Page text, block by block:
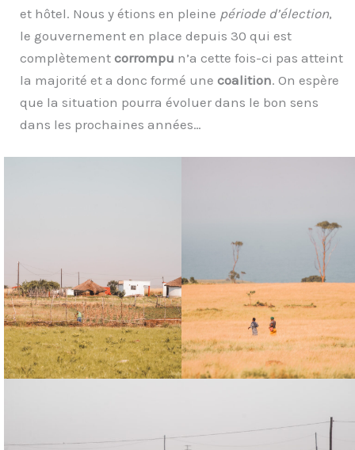
et hôtel. Nous y étions en pleine période d’élection,
le gouvernement en place depuis 30 qui est
complètement corrompu n’a cette fois-ci pas atteint
la majorité et a donc formé une coalition. On espère
que la situation pourra évoluer dans le bon sens
dans les prochaines années…